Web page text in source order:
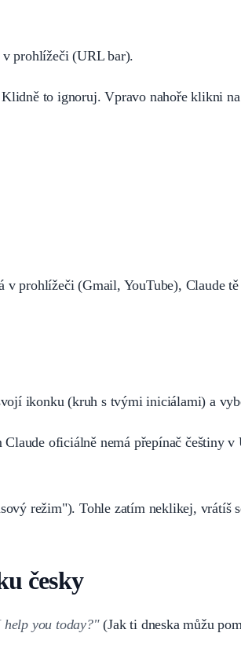
prohlížeči (URL bar).
to ignoruj. Vpravo nahoře klikni na
v prohlížeči (Gmail, YouTube), Claude
ikonku (kruh s tvými iniciálami) a
Claude oficiálně nemá přepínač češtiny
režim"). Tohle zatím neklikej, vrátíš
česky
you today?"(Jak ti dneska můžu